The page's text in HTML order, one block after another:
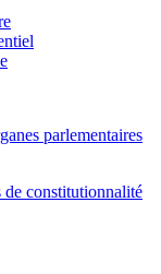
parlementaires
de constitutionnalité